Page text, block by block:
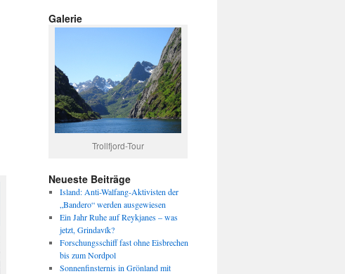
Galerie
Trollfjord-Tour
Neueste Beiträge
Island: Anti-Walfang-Aktivisten der
„Bandero“ werden ausgewiesen
Ein Jahr Ruhe auf Reykjanes – was
jetzt, Grindavík?
Forschungsschiff fast ohne Eisbrechen
bis zum Nordpol
Sonnenfinsternis in Grönland mit